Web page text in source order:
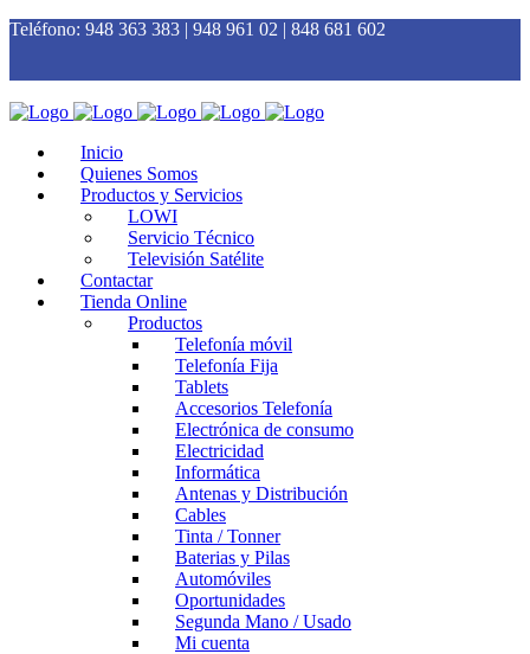
Teléfono: 948 363 383 | 948 961 02 | 848 681 602
Inicio
Quienes Somos
Productos y Servicios
LOWI
Servicio Técnico
Televisión Satélite
Contactar
Tienda Online
Productos
Telefonía móvil
Telefonía Fija
Tablets
Accesorios Telefonía
Electrónica de consumo
Electricidad
Informática
Antenas y Distribución
Cables
Tinta / Tonner
Baterias y Pilas
Automóviles
Oportunidades
Segunda Mano / Usado
Mi cuenta